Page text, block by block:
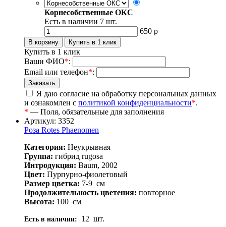
Корнесобственные ОКС
Есть в наличии 7 шт.
650 р
Купить в 1 клик
Ваши ФИО*:
Email или телефон*:
Я даю согласие на обработку персональных данных
и ознакомлен с политикой конфиденциальности*.
* — Поля, обязательные для заполнения
Артикул: 3352
Роза Rotes Phaenomen
Категория: Неукрывная
Группа: гибрид rugosa
Интродукция: Baum, 2002
Цвет: Пурпурно-фиолетовый
Размер цветка: 7-9 см
Продолжительность цветения: повторное
Высота: 100 см
Есть в наличии: 12 шт.